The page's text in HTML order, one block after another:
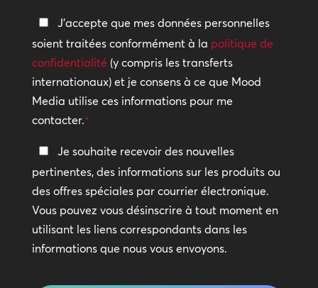
Politique
de
confidentialité
*
J'accepte que mes données personnelles
soient traitées conformément à la politique de
confidentialité (y compris les transferts
internationaux) et je consens à ce que Mood
Media utilise ces informations pour me
contacter.*
Restez
en
contact
Je souhaite recevoir des nouvelles
pertinentes, des informations sur les produits ou
des offres spéciales par courrier électronique.
Vous pouvez vous désinscrire à tout moment en
utilisant les liens correspondants dans les
informations que nous vous envoyons.